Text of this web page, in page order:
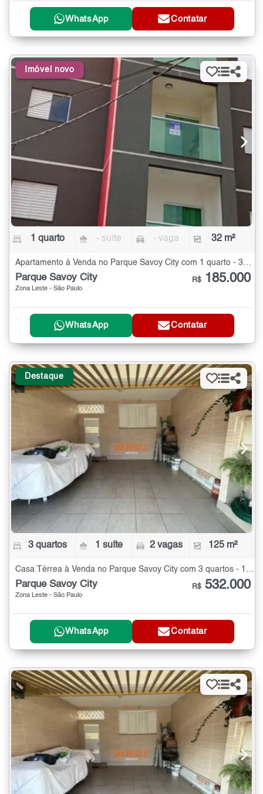
WhatsApp Contatar
Imóvel novo
1 quarto - suíte - vaga 32 m²
Apartamento à Venda no Parque Savoy City com 1 quarto - 32 m²
Parque Savoy City
Zona Leste - São Paulo
R$ 185.000
WhatsApp Contatar
Destaque
3 quartos 1 suíte 2 vagas 125 m²
Parque Savoy City
Zona Leste - São Paulo
R$ 532.000
WhatsApp Contatar